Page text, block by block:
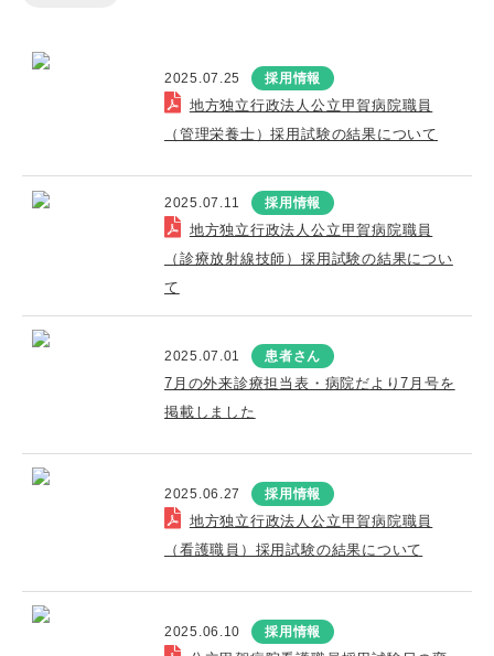
2025.07.25 採用情報
地方独立行政法人公立甲賀病院職員
（管理栄養士）採用試験の結果について
2025.07.11 採用情報
地方独立行政法人公立甲賀病院職員
（診療放射線技師）採用試験の結果につい
て
2025.07.01 患者さん
7月の外来診療担当表・病院だより7月号を
掲載しました
2025.06.27 採用情報
地方独立行政法人公立甲賀病院職員
（看護職員）採用試験の結果について
2025.06.10 採用情報